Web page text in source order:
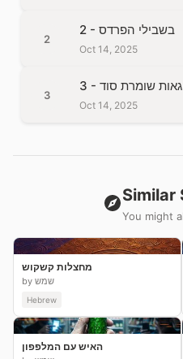
2
2 - בשבילי הפרדס
Oct 14, 2025
3
3 - גאות שומרת סוד
Oct 14, 2025
Similar
You might
מחצלות קשקוש
by שמש
Hebrew
האיש עם המלפפון